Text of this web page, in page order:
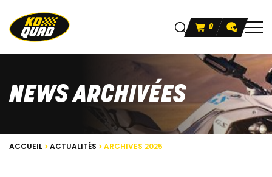
0
NEWS ARCHIVÉES
ACCUEIL ACTUALITÉS ARCHIVES 2025